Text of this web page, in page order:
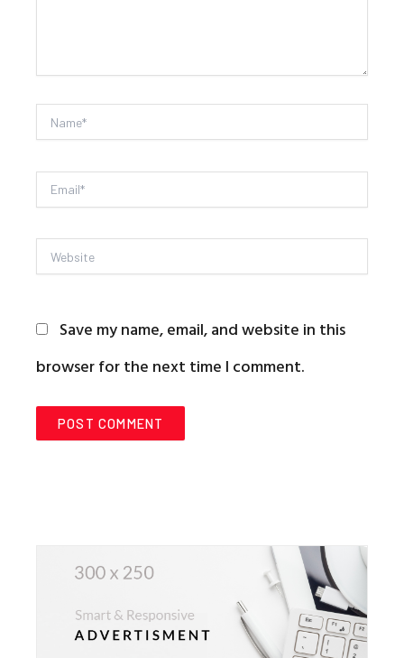
Name*
Email*
Website
Save my name, email, and website in this
browser for the next time I comment.